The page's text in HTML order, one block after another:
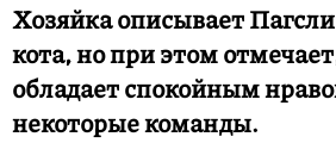
Хозяйка описывает Пагсли
кота, но при этом
обладает спокойным
некоторые команды.